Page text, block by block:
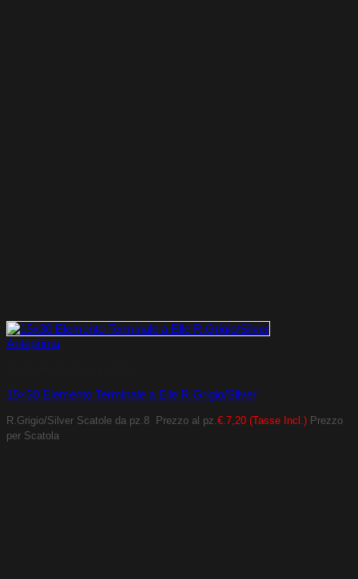
Anteprima
15×30 Elemento Terminale a Elle R.Grigio/Silver
R.Grigio/Silver Scatole da pz.8 Prezzo al pz.€.7,20 (Tasse Incl.) Prezzo
per Scatola